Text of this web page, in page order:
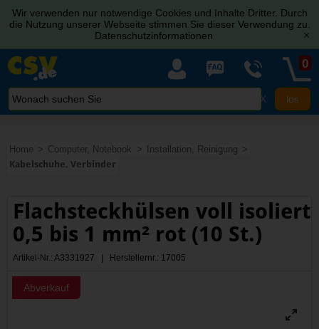
Wir verwenden nur notwendige Cookies und Inhalte Dritter. Durch
die Nutzung unserer Webseite stimmen Sie dieser Verwendung zu.
Datenschutzinformationen
[x]
X
0
Home Computer, Notebook
Installation, Reinigung
Kabelschuhe, Verbinder
Flachsteckhülsen voll isoliert
0,5 bis 1 mm² rot (10 St.)
Artikel-Nr.: A3331927 | Herstellernr.: 17005
Abverkauf